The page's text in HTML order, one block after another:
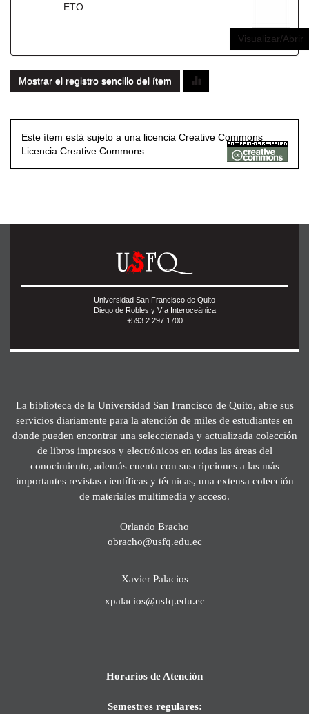
ETO
Visualizar/Abrir
Mostrar el registro sencillo del ítem
Este ítem está sujeto a una licencia Creative Commons
Licencia Creative Commons
Universidad San Francisco de Quito
Diego de Robles y Vía Interoceánica
+593 2 297 1700
La biblioteca de la Universidad San Francisco de Quito, abre sus
servicios diariamente para la atención de miles de estudiantes en
donde pueden encontrar una seleccionada y actualizada colección
de libros impresos y electrónicos en todas las áreas del
conocimiento, además cuenta con suscripciones a las más
importantes revistas científicas y técnicas, una extensa colección
de materiales multimedia y acceso.
Orlando Bracho
obracho@usfq.edu.ec
Xavier Palacios
xpalacios@usfq.edu.ec
Horarios de Atención
Semestres regulares: